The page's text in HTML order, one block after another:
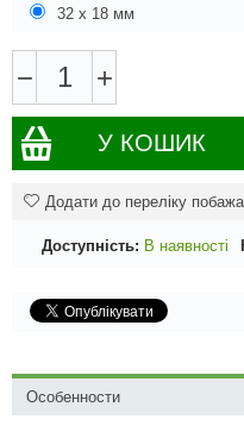
32 х 18 мм
− +
У КОШИК
Додати до переліку
Доступність: В наявності
Особенности